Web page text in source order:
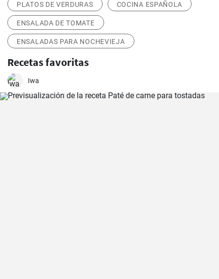
PLATOS DE VERDURAS COCINA ESPAÑOLA
ENSALADA DE TOMATE
ENSALADAS PARA NOCHEVIEJA
Recetas favoritas
Iwa